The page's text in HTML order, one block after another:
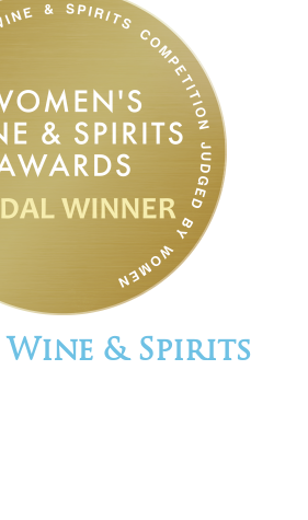
Wine & Spirits